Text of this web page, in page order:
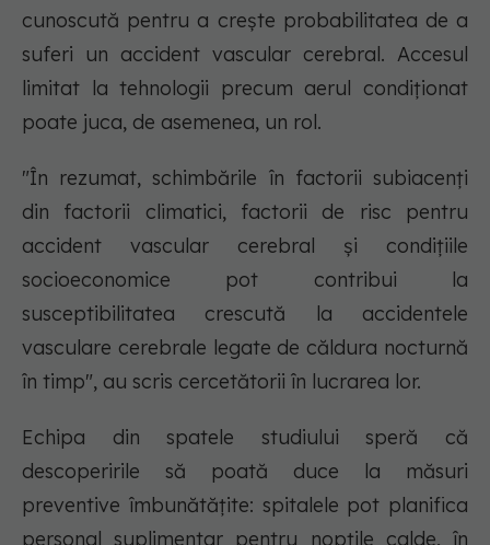
cunoscută pentru a crește probabilitatea de a
suferi un accident vascular cerebral. Accesul
limitat la tehnologii precum aerul condiționat
poate juca, de asemenea, un rol.
"În rezumat, schimbările în factorii subiacenți
din factorii climatici, factorii de risc pentru
accident vascular cerebral și condițiile
socioeconomice pot contribui la
susceptibilitatea crescută la accidentele
vasculare cerebrale legate de căldura nocturnă
în timp", au scris cercetătorii în lucrarea lor.
Echipa din spatele studiului speră că
descoperirile să poată duce la măsuri
preventive îmbunătățite: spitalele pot planifica
personal suplimentar pentru nopțile calde, în